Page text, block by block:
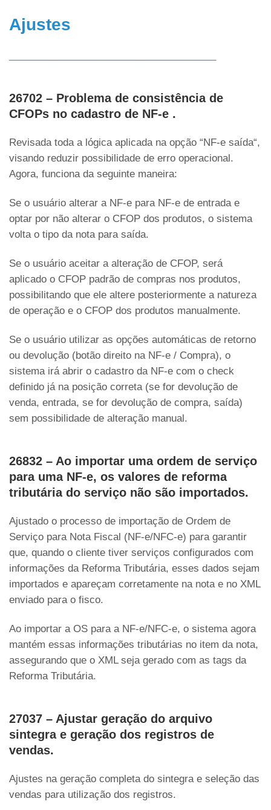
Ajustes
26702 – Problema de consistência de
CFOPs no cadastro de NF-e .
Revisada toda a lógica aplicada na opção “NF-e saída“,
visando reduzir possibilidade de erro operacional.
Agora, funciona da seguinte maneira:
Se o usuário alterar a NF-e para NF-e de entrada e
optar por não alterar o CFOP dos produtos, o sistema
volta o tipo da nota para saída.
Se o usuário aceitar a alteração de CFOP, será
aplicado o CFOP padrão de compras nos produtos,
possibilitando que ele altere posteriormente a natureza
de operação e o CFOP dos produtos manualmente.
Se o usuário utilizar as opções automáticas de retorno
ou devolução (botão direito na NF-e / Compra), o
sistema irá abrir o cadastro da NF-e com o check
definido já na posição correta (se for devolução de
venda, entrada, se for devolução de compra, saída)
sem possibilidade de alteração manual.
26832 – Ao importar uma ordem de serviço
para uma NF-e, os valores de reforma
tributária do serviço não são importados.
Ajustado o processo de importação de Ordem de
Serviço para Nota Fiscal (NF-e/NFC-e) para garantir
que, quando o cliente tiver serviços configurados com
informações da Reforma Tributária, esses dados sejam
importados e apareçam corretamente na nota e no XML
enviado para o fisco.
Ao importar a OS para a NF-e/NFC-e, o sistema agora
mantém essas informações tributárias no item da nota,
assegurando que o XML seja gerado com as tags da
Reforma Tributária.
27037 – Ajustar geração do arquivo
sintegra e geração dos registros de
vendas.
Ajustes na geração completa do sintegra e seleção das
vendas para utilização dos registros.